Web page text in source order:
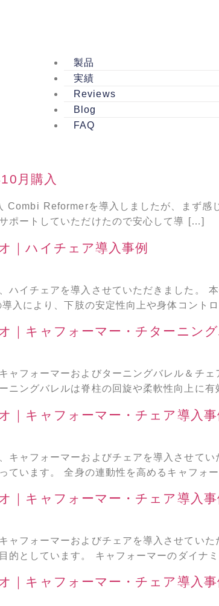
製品
実績
Reviews
Blog
FAQ
月購入
Combi Reformerを導入しましたが、まず感
ポートしていただけたので安心して導 […]
｜ハイチェア導入事例
ハイチェアを導入させていただきました。
入により、下肢の安定性向上や身体コント
｜キャフォーマー・チターニン
ャフォーマーおよびターニングバレル＆チ
ニングバレルは脊柱の回旋や柔軟性向上に
｜キャフォーマー・チェア導入事
キャフォーマーおよびチェアを導入させて
ています。 全身の連動性を高めるキャフォ
｜キャフォーマー・チェア導入事
ャフォーマーおよびチェアを導入させてい
的としています。 キャフォーマーのダイナ
｜キャフォーマー・チェア導入事